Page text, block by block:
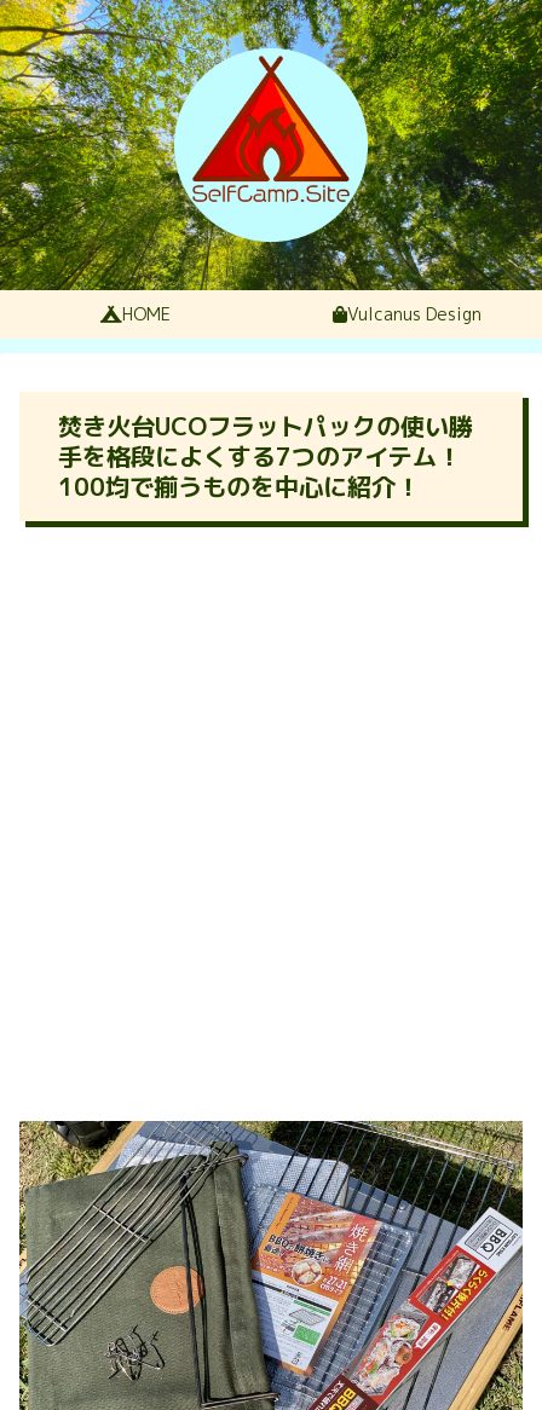
HOME Vulcanus Design
焚き火台UCOフラットパックの使い勝
手を格段によくする7つのアイテム！
100均で揃うものを中心に紹介！